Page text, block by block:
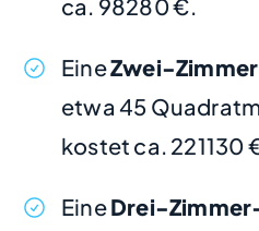
ca. 98280 €.
EineZwei-
etwa 45
kostet ca. 221130
EineDrei-